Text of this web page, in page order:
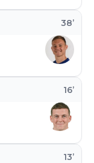
13’
16’
38’